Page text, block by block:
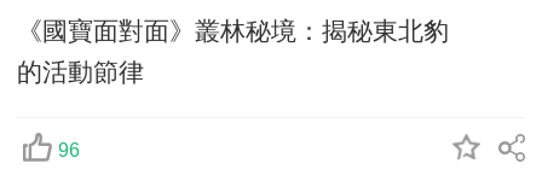
《國寶面對面》叢林秘境：揭秘東北豹
的活動節律
96